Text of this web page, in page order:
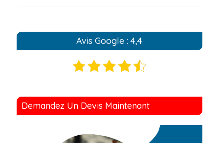
Avis Google : 4,4
Demandez Un Devis Maintenant